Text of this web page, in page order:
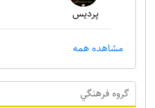
پردیس
مشاهده همه
گروه فرهنگي